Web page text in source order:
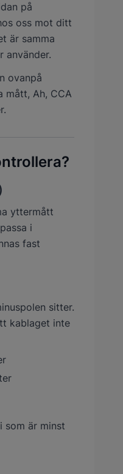
på
oss mot ditt
är samma
använder.
ovanpå
mått, Ah, CCA
yttermått
i
fast
sitter.
kablaget inte
som är minst